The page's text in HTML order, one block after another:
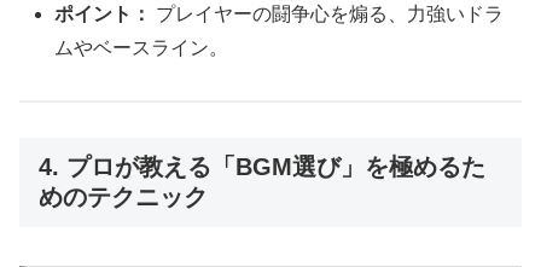
ポイント：
プレイヤーの闘争心を煽る、力強いドラ
ムやベースライン。
4. プロが教える「BGM選び」を極めるた
めのテクニック